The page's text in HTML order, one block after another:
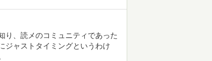
り、読メのコミュニティであった
ジャストタイミングというわけ